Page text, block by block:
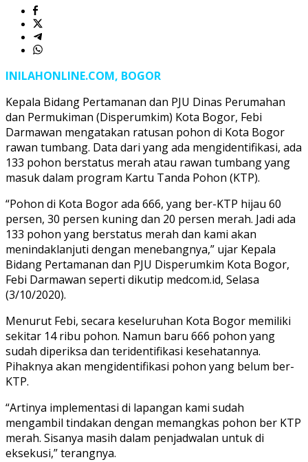
INILAHONLINE.COM, BOGOR
Kepala Bidang Pertamanan dan PJU Dinas Perumahan
dan Permukiman (Disperumkim) Kota Bogor, Febi
Darmawan mengatakan ratusan pohon di Kota Bogor
rawan tumbang. Data dari yang ada mengidentifikasi, ada
133 pohon berstatus merah atau rawan tumbang yang
masuk dalam program Kartu Tanda Pohon (KTP).
“Pohon di Kota Bogor ada 666, yang ber-KTP hijau 60
persen, 30 persen kuning dan 20 persen merah. Jadi ada
133 pohon yang berstatus merah dan kami akan
menindaklanjuti dengan menebangnya,” ujar Kepala
Bidang Pertamanan dan PJU Disperumkim Kota Bogor,
Febi Darmawan seperti dikutip medcom.id, Selasa
(3/10/2020).
Menurut Febi, secara keseluruhan Kota Bogor memiliki
sekitar 14 ribu pohon. Namun baru 666 pohon yang
sudah diperiksa dan teridentifikasi kesehatannya.
Pihaknya akan mengidentifikasi pohon yang belum ber-
KTP.
“Artinya implementasi di lapangan kami sudah
mengambil tindakan dengan memangkas pohon ber KTP
merah. Sisanya masih dalam penjadwalan untuk di
eksekusi,” terangnya.